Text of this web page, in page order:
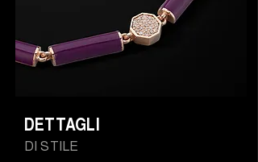
DI STILE
DETTAGLI